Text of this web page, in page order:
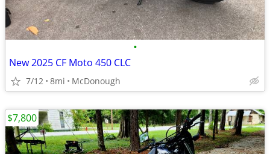
•
New 2025 CF Moto 450 CLC
7/12 8mi McDonough
$7,800